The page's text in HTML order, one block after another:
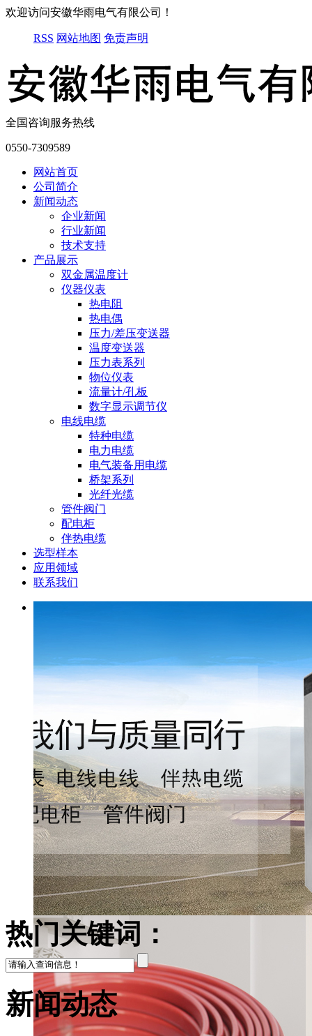
欢迎访问安徽华雨电气有限公司！
RSS 网站地图 免责声明
全国咨询服务热线
0550-7309589
网站首页
公司简介
新闻动态
企业新闻
行业新闻
技术支持
产品展示
双金属温度计
仪器仪表
热电阻
热电偶
压力/差压变送器
温度变送器
压力表系列
物位仪表
流量计/孔板
数字显示调节仪
电线电缆
特种电缆
电力电缆
电气装备用电缆
桥架系列
光纤光缆
管件阀门
配电柜
伴热电缆
选型样本
应用领域
联系我们
热门关键词：
新闻动态